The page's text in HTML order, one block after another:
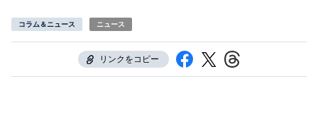
コラム＆ニュース ニュース
リンクをコピー